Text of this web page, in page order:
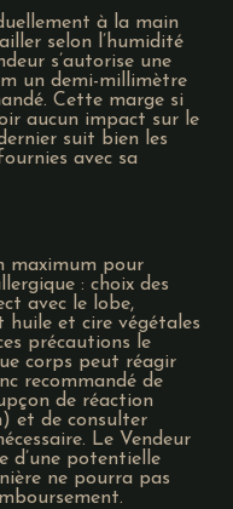
à la main
selon l’humidité
s’autorise une
un demi-millimètre
Cette marge si
aucun impact sur le
suit bien les
avec sa
maximum pour
: choix des
avec le lobe,
huile et cire végétales
précautions le
corps peut réagir
recommandé de
de réaction
et de consulter
Le Vendeur
d’une potentielle
ne pourra pas